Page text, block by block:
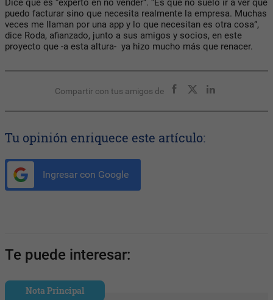
puedo facturar sino que necesita realmente la empresa. Muchas
veces me llaman por una app y lo que necesitan es otra cosa”,
dice Roda, afianzado, junto a sus amigos y socios, en este
proyecto que -a esta altura- ya hizo mucho más que renacer.
Compartir con tus amigos de
Tu opinión enriquece este artículo:
Ingresar con Google
Te puede interesar:
Nota Principal